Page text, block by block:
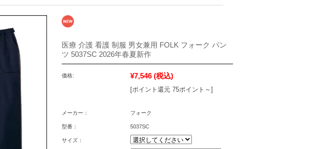
医療 介護 看護 制服 男女兼用 FOLK フォーク パン
ツ 5037SC 2026年春夏新作
価格: ¥7,546 (税込)
[ポイント還元 75ポイント～]
メーカー： フォーク
型番： 5037SC
サイズ：